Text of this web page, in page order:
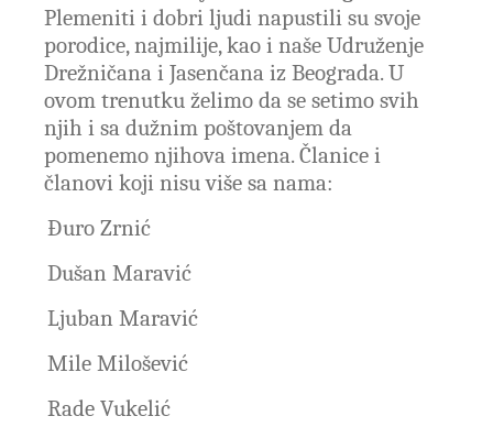
Plemeniti i dobri ljudi napustili su svoje
porodice, najmilije, kao i naše Udruženje
Drežničana i Jasenčana iz Beograda. U
ovom trenutku želimo da se setimo svih
njih i sa dužnim poštovanjem da
pomenemo njihova imena. Članice i
članovi koji nisu više sa nama:
Đuro Zrnić
Dušan Maravić
Ljuban Maravić
Mile Milošević
Rade Vukelić